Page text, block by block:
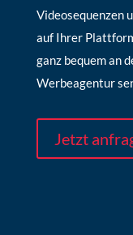
Videosequenzen
auf Ihrer
ganz bequem an
Werbeagentur
Jetzt